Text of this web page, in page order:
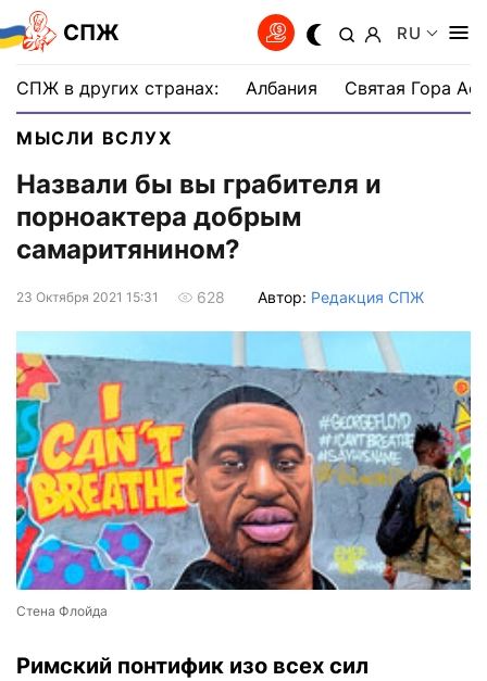
СПЖ RU
СПЖ в других странах: Албания Святая Гора
МЫСЛИ ВСЛУХ
Назвали бы вы грабителя и
порноактера добрым
самаритянином?
23 Октября 2021 15:31 628 Автор: Редакция СПЖ
Стена Флойда
Римский понтифик изо всех сил